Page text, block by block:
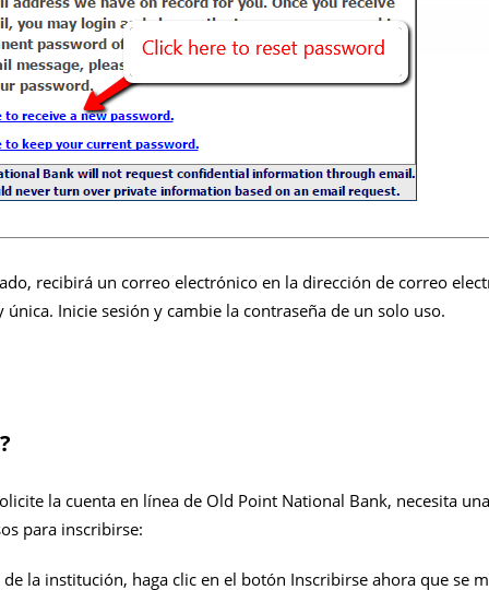
recibirá un correo electrónico en la dirección de correo
Inicie sesión y cambie la contraseña de un solo uso.
la cuenta en línea de Old Point National Bank, necesita
para inscribirse:
la institución, haga clic en el botón Inscribirse ahora que se